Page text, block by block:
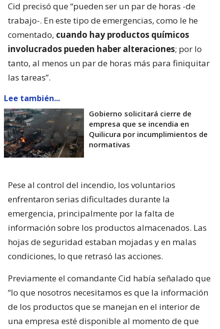
Cid precisó que “pueden ser un par de horas -de
trabajo-. En este tipo de emergencias, como le he
comentado, cuando hay productos químicos
involucrados pueden haber alteraciones; por lo
tanto, al menos un par de horas más para finiquitar
las tareas”.
Lee también...
Gobierno solicitará cierre de
empresa que se incendia en
Quilicura por incumplimientos de
normativas
Pese al control del incendio, los voluntarios
enfrentaron serias dificultades durante la
emergencia, principalmente por la falta de
información sobre los productos almacenados. Las
hojas de seguridad estaban mojadas y en malas
condiciones, lo que retrasó las acciones.
Previamente el comandante Cid había señalado que
“lo que nosotros necesitamos es que la información
de los productos que se manejan en el interior de
una empresa esté disponible al momento de que